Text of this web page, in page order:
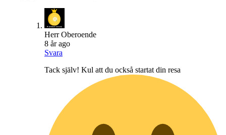
Herr Oberoende
8 år ago
Svara
Tack själv! Kul att du också startat din resa